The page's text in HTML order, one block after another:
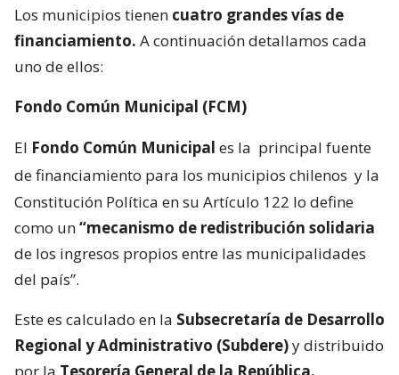
Los municipios tienen cuatro grandes vías de
financiamiento. A continuación detallamos cada
uno de ellos:
Fondo Común Municipal (FCM)
El Fondo Común Municipal es la principal fuente
de financiamiento para los municipios chilenos y la
Constitución Política en su Artículo 122 lo define
como un“mecanismo de redistribución solidaria
de los ingresos propios entre las municipalidades
del país”.
Este es calculado en la Subsecretaría de Desarrollo
Regional y Administrativo (Subdere)y distribuido